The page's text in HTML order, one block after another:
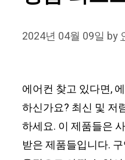
2024년 04월 09일 by
에어컨 찾고 있다면,
하신가요? 최신 및 저
하세요. 이 제품들은
받은 제품들입니다.